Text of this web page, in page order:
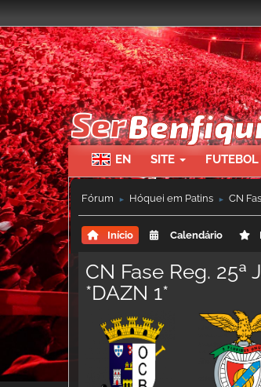
EN SITE FUTEBOL
Fórum ► Hóquei em Patins ► CN
Início Calendário
CN Fase Reg. 25ª
*DAZN 1*